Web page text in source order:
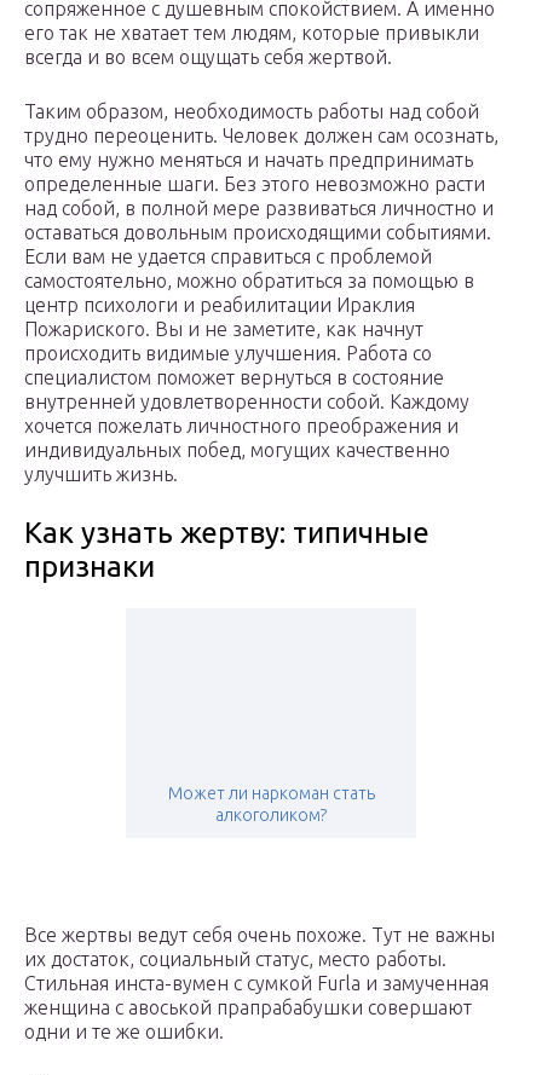
сопряженное с душевным спокойствием. А именно
его так не хватает тем людям, которые привыкли
всегда и во всем ощущать себя жертвой.
Таким образом, необходимость работы над собой
трудно переоценить. Человек должен сам осознать,
что ему нужно меняться и начать предпринимать
определенные шаги. Без этого невозможно расти
над собой, в полной мере развиваться личностно и
оставаться довольным происходящими событиями.
Если вам не удается справиться с проблемой
самостоятельно, можно обратиться за помощью в
центр психологи и реабилитации Ираклия
Пожариского. Вы и не заметите, как начнут
происходить видимые улучшения. Работа со
специалистом поможет вернуться в состояние
внутренней удовлетворенности собой. Каждому
хочется пожелать личностного преображения и
индивидуальных побед, могущих качественно
улучшить жизнь.
Как узнать жертву: типичные
признаки
Может ли наркоман стать
алкоголиком?
Все жертвы ведут себя очень похоже. Тут не важны
их достаток, социальный статус, место работы.
Стильная инста-вумен с сумкой Furla и замученная
женщина с авоськой прапрабабушки совершают
одни и те же ошибки.